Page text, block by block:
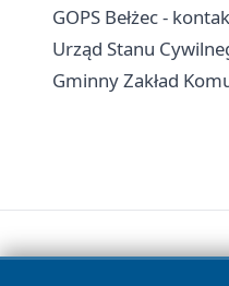
GOPS Bełżec -
Urząd Stanu
Gminny Zakład